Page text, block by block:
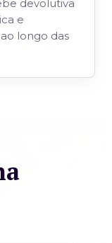
devolutiva
e
longo das